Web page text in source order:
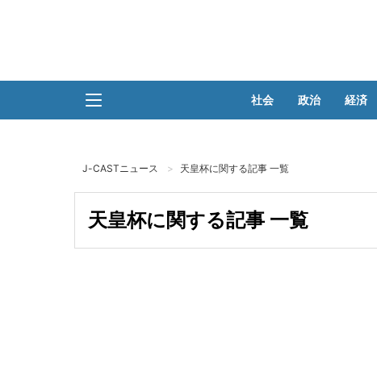
社会 政治 経済
J-CASTニュース 天皇杯に関する記事 一覧
天皇杯に関する記事 一覧